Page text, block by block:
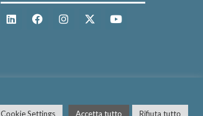
Cookie Settings Accetta tutto Rifiuta tutto